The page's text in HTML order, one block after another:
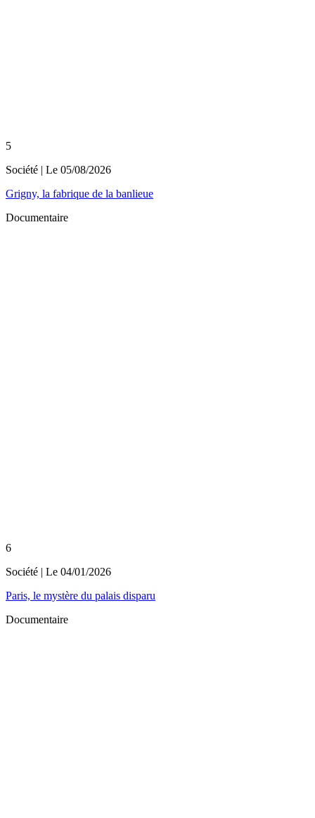
5
Société | Le 05/08/2026
Grigny, la fabrique de la banlieue
Documentaire
6
Société | Le 04/01/2026
Paris, le mystère du palais disparu
Documentaire